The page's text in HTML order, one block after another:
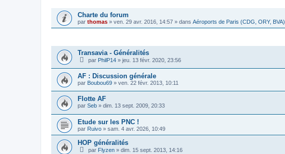
Charte du forum
par thomas » ven. 29 avr. 2016, 14:57 » dans Aéroports de Paris (CDG, ORY, BVA)
Transavia - Généralités
par PhilP14 » jeu. 13 févr. 2020, 23:56
AF : Discussion générale
par Boubou69 » ven. 22 févr. 2013, 10:11
Flotte AF
par Seb » dim. 13 sept. 2009, 20:33
Etude sur les PNC !
par Ruivo » sam. 4 avr. 2026, 10:49
HOP généralités
par Flyzen » dim. 15 sept. 2013, 14:16